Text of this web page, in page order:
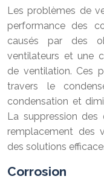
Les problèmes de
performance des
causés par des
ventilateurs et une
de ventilation. Ces
travers le
condensation et
La suppression
remplacement des
des solutions
Corrosion